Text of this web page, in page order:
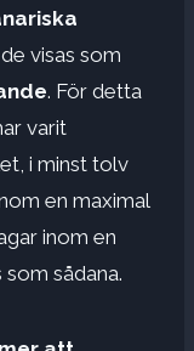
visas som
. För detta
varit
i minst tolv
en maximal
inom en
sådana.